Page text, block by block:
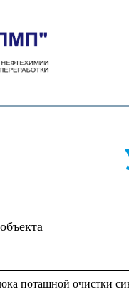
поташной очистки